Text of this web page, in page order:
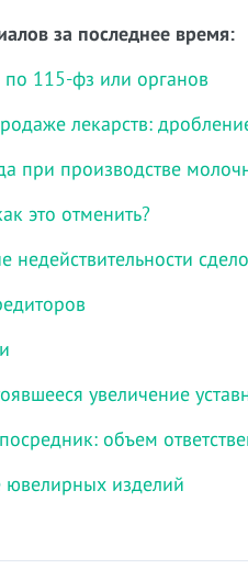
за последнее время:
115-фз или органов
лекарств:
при производстве
это отменить?
недействительности
увеличение
объем
ювелирных изделий